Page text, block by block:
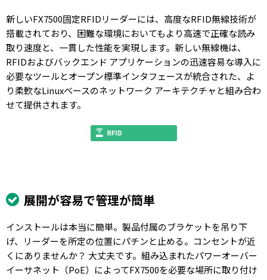
新しいFX7500固定RFIDリーダーには、高度なRFID無線技術が
搭載されており、困難な環境においてもより高速で正確な読み
取り速度と、一貫した性能を実現します。新しい無線機は、
RFIDおよびバックエンド アプリケーションの迅速容易な導入に
必要なツールとオープン標準インタフェースが統合された、よ
り柔軟なLinuxベースのネットワーク アーキテクチャと組み合わ
せて提供されます。
展開が容易で管理が簡単
インストールは本当に簡単。製品付属のブラケットを吊り下
げ、リーダーを所定の位置にパチンと止める。コンセントが近
くにありませんか？ 大丈夫です。組み込まれたパワーオーバー
イーサネット（PoE）によってFX7500を必要な場所に取り付け